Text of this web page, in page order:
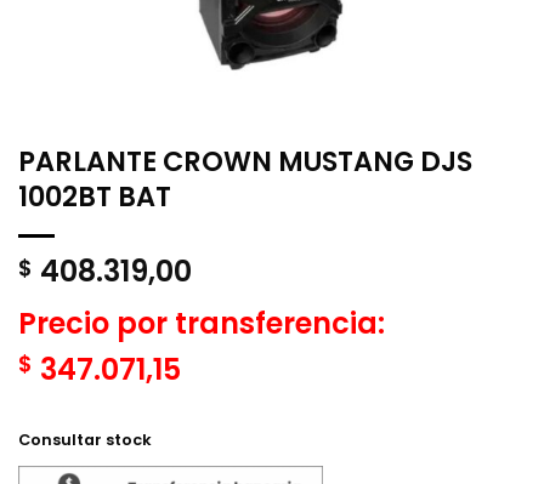
PARLANTE CROWN MUSTANG DJS
1002BT BAT
$ 408.319,00
Precio por transferencia:
$ 347.071,15
Consultar stock